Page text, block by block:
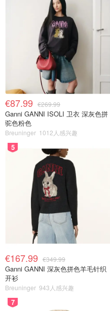
€87.99 €269.99
Ganni GANNI ISOLI 卫衣 深灰色拼
驼色粉色
Breuninger 1012人感兴趣
5
€167.99 €349.99
Ganni GANNI 深灰色拼色羊毛针织
开衫
Breuninger 943人感兴趣
7